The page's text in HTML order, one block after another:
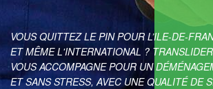
VOUS QUITTEZ LE PIN POUR L’ILE-DE-
ET MÊME L'INTERNATIONAL ?
VOUS ACCOMPAGNE POUR UN
ET SANS STRESS, AVEC UNE QUALITÉ DE